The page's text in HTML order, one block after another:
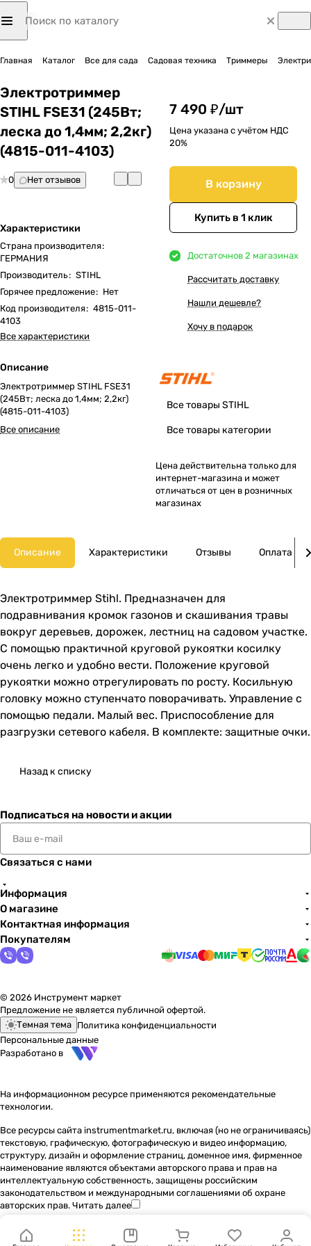
Главная Каталог Все для сада Садовая техника Триммеры
Электротриммер
STIHL FSE31 (245Вт;
леска до 1,4мм; 2,2кг)
(4815-011-4103)
0 Нет отзывов
Характеристики
Страна производителя:
ГЕРМАНИЯ
Производитель: STIHL
Горячее предложение: Нет
Код производителя: 4815-011-
4103
Все характеристики
Описание
Электротриммер STIHL FSE31
(245Вт; леска до 1,4мм; 2,2кг)
(4815-011-4103)
Все описание
7 490 ₽/шт
Цена указана с учётом НДС
20%
В корзину
Купить в 1 клик
Достаточнов 2 магазинах
Рассчитать доставку
Нашли дешевле?
Хочу в подарок
Все товары STIHL
Все товары категории
Цена действительна только для
интернет-магазина и может
отличаться от цен в розничных
магазинах
Описание Характеристики Отзывы Оплата
Электротриммер Stihl. Предназначен для
подравнивания кромок газонов и скашивания травы
вокруг деревьев, дорожек, лестниц на садовом участке.
С помощью практичной круговой рукоятки косилку
очень легко и удобно вести. Положение круговой
рукоятки можно отрегулировать по росту. Косильную
головку можно ступенчато поворачивать. Управление с
помощью педали. Малый вес. Приспособление для
разгрузки сетевого кабеля. В комплекте: защитные очки.
Назад к списку
Подписаться на новости и акции
Связаться с нами
Информация
О магазине
Контактная информация
Покупателям
© 2026 Инструмент маркет
Предложение не является публичной офертой.
Темная тема Политика конфиденциальности
Персональные данные
Разработано в
На информационном ресурсе применяются рекомендательные
технологии.
Все ресурсы сайта instrumentmarket.ru, включая (но не ограничиваясь)
текстовую, графическую, фотографическую и видео информацию,
структуру, дизайн и оформление страниц, доменное имя, фирменное
наименование являются объектами авторского права и прав на
интеллектуальную собственность, защищены российским
законодательством и международными соглашениями об охране
авторских прав. Читать далее